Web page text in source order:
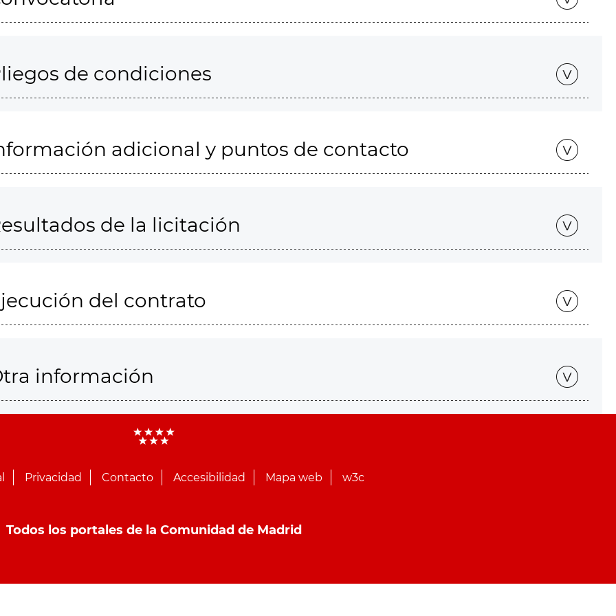
de condiciones
adicional y puntos de contacto
de la licitación
del contrato
información
Privacidad Contacto Accesibilidad Mapa web w3c
Todos los portales de la Comunidad de Madrid